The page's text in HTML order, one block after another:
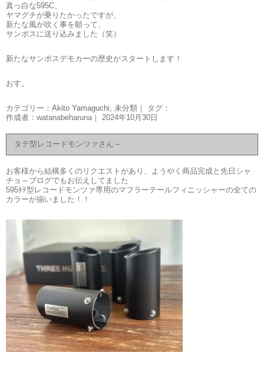
真っ白な595C、
ヤマグチが乗りたかったですが、
新たな風が吹く事を願って、
サンポスに送り込みました（笑）
新たなサンポスデモカーの歴史がスタートします！
おす。
カテゴリー： Akito Yamaguchi 未分類 ｜ タグ：
作成者：watanabeharuna｜ 2024年10月30日
タテ型レコードモンツァさん～
お客様から結構多くのリクエストがあり、ようやく商品完成と先日シャ
チョ～ブログでもお伝えしてました
595ﾀﾃ型レコードモンツァ専用のマフラーテールフィニッシャーの全ての
カラーが揃いました！！